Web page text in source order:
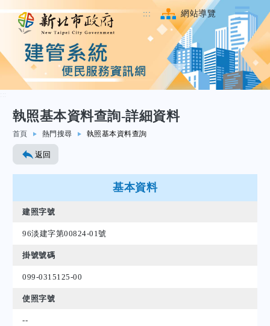
::: 網站導覽
跳至主要內容
執照基本資料查詢-詳細資料
首頁 熱門搜尋 執照基本資料查詢
返回
基本資料
建照字號
96淡建字第00824-01號
掛號號碼
099-0315125-00
使照字號
--